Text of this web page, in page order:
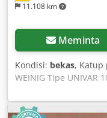
11.108 km
Meminta
Kondisi: bekas, Katup
WEINIG Tipe UNIVAR
standar dari kedua
Dedezrxlajpfx Ac Uokr